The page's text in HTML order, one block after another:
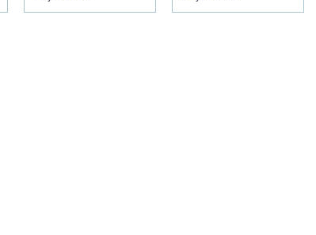
Utbudet är stor...
h...